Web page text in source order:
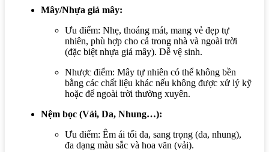
Mây/Nhựa giả mây:
Ưu điểm: Nhẹ, thoáng mát, mang vẻ đẹp tự
nhiên, phù hợp cho cả trong nhà và ngoài trời
(đặc biệt nhựa giả mây). Dễ vệ sinh.
Nhược điểm: Mây tự nhiên có thể không bền
bằng các chất liệu khác nếu không được xử lý kỹ
hoặc để ngoài trời thường xuyên.
Nệm bọc (Vải, Da, Nhung…):
Ưu điểm: Êm ái tối đa, sang trọng (da, nhung),
đa dạng màu sắc và hoa văn (vải).